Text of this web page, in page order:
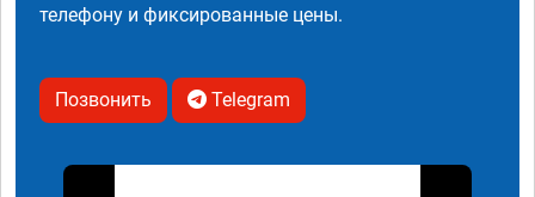
телефону и фиксированные цены.
Позвонить Telegram